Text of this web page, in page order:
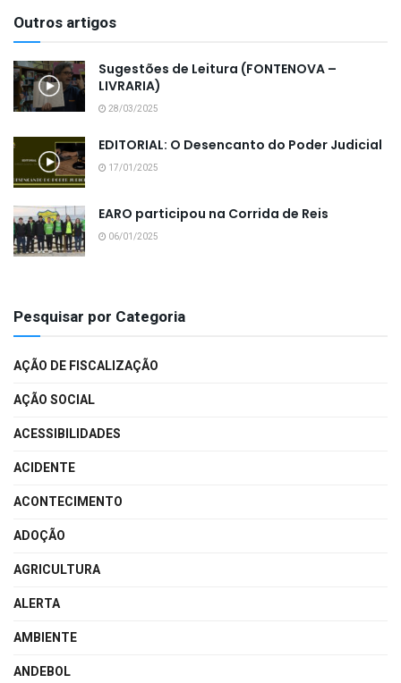
Outros artigos
Sugestões de Leitura (FONTENOVA –
LIVRARIA)
28/03/2025
EDITORIAL: O Desencanto do Poder Judicial
17/01/2025
EARO participou na Corrida de Reis
06/01/2025
Pesquisar por Categoria
AÇÃO DE FISCALIZAÇÃO
AÇÃO SOCIAL
ACESSIBILIDADES
ACIDENTE
ACONTECIMENTO
ADOÇÃO
AGRICULTURA
ALERTA
AMBIENTE
ANDEBOL